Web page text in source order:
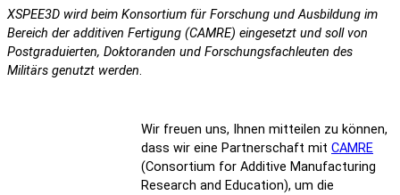
XSPEE3D wird beim Konsortium für Forschung und Ausbildung im
Bereich der additiven Fertigung (CAMRE) eingesetzt und soll von
Postgraduierten, Doktoranden und Forschungsfachleuten des
Militärs genutzt werden.
Wir freuen uns, Ihnen mitteilen zu können,
dass wir eine Partnerschaft mit CAMRE
(Consortium for Additive Manufacturing
Research and Education), um die